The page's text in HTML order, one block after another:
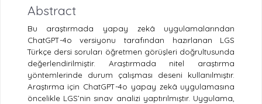
Abstract
Bu araştırmada yapay zekâ uygulamalarından
ChatGPT-4o versiyonu tarafından hazırlanan LGS
Türkçe dersi soruları öğretmen görüşleri doğrultusunda
değerlendirilmiştir. Araştırmada nitel araştırma
yöntemlerinde durum çalışması deseni kullanılmıştır.
Araştırma için ChatGPT-4o yapay zekâ uygulamasına
öncelikle LGS’nin sınav analizi yaptırılmıştır. Uygulama,